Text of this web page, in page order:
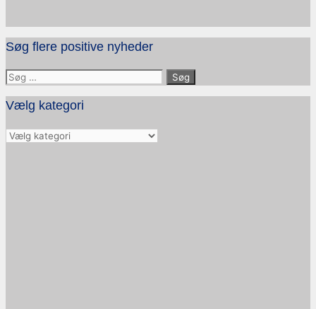
Søg flere positive nyheder
Søg
efter:
Vælg kategori
Vælg